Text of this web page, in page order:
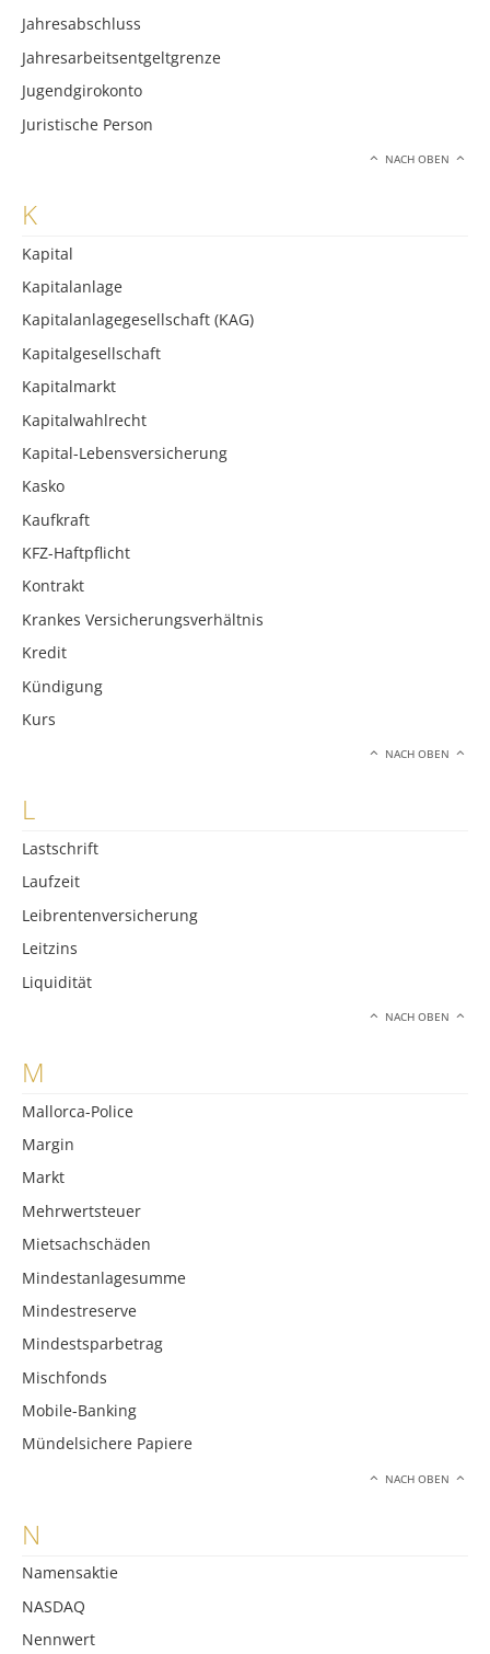
Jahresabschluss
Jahresarbeitsentgeltgrenze
Jugendgirokonto
Juristische Person
NACH OBEN
K
Kapital
Kapitalanlage
Kapitalanlagegesellschaft (KAG)
Kapitalgesellschaft
Kapitalmarkt
Kapitalwahlrecht
Kapital-Lebensversicherung
Kasko
Kaufkraft
KFZ-Haftpflicht
Kontrakt
Krankes Versicherungsverhältnis
Kredit
Kündigung
Kurs
NACH OBEN
L
Lastschrift
Laufzeit
Leibrentenversicherung
Leitzins
Liquidität
NACH OBEN
M
Mallorca-Police
Margin
Markt
Mehrwertsteuer
Mietsachschäden
Mindestanlagesumme
Mindestreserve
Mindestsparbetrag
Mischfonds
Mobile-Banking
Mündelsichere Papiere
NACH OBEN
N
Namensaktie
NASDAQ
Nennwert